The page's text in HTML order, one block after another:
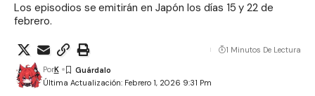
Los episodios se emitirán en Japón los días 15 y 22 de
febrero.
Última Actualización: Febrero 1, 2026 9:31 Pm
PorK
1 Minutos De Lectura